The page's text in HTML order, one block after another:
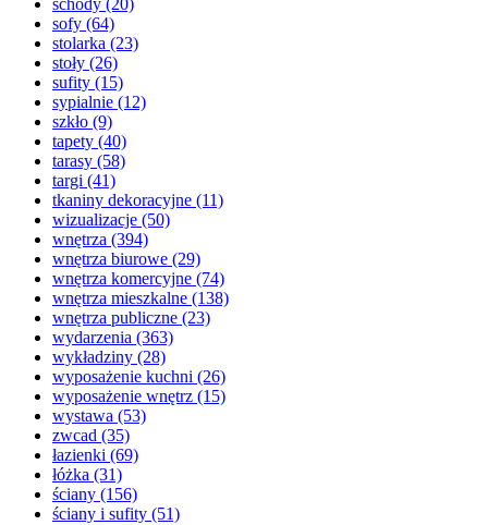
schody (20)
sofy (64)
stolarka (23)
stoły (26)
sufity (15)
sypialnie (12)
szkło (9)
tapety (40)
tarasy (58)
targi (41)
tkaniny dekoracyjne (11)
wizualizacje (50)
wnętrza (394)
wnętrza biurowe (29)
wnętrza komercyjne (74)
wnętrza mieszkalne (138)
wnętrza publiczne (23)
wydarzenia (363)
wykładziny (28)
wyposażenie kuchni (26)
wyposażenie wnętrz (15)
wystawa (53)
zwcad (35)
łazienki (69)
łóżka (31)
ściany (156)
ściany i sufity (51)